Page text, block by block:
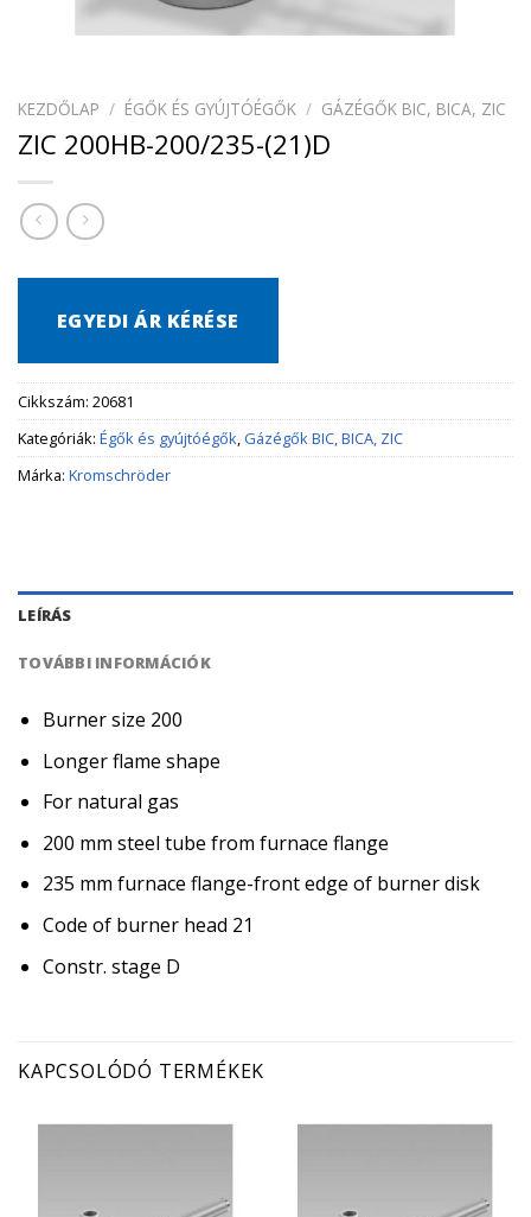
KEZDŐLAP / ÉGŐK ÉS GYÚJTÓÉGŐK / GÁZÉGŐK BIC, BICA, ZIC
ZIC 200HB-200/235-(21)D
EGYEDI ÁR KÉRÉSE
Cikkszám: 20681
Kategóriák: Égők és gyújtóégők, Gázégők BIC, BICA, ZIC
Márka: Kromschröder
LEÍRÁS
TOVÁBBI INFORMÁCIÓK
Burner size 200
Longer flame shape
For natural gas
200 mm steel tube from furnace flange
235 mm furnace flange-front edge of burner disk
Code of burner head 21
Constr. stage D
KAPCSOLÓDÓ TERMÉKEK